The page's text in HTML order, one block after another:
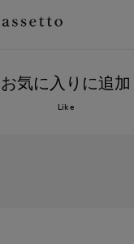
お気に入りに追加
Like